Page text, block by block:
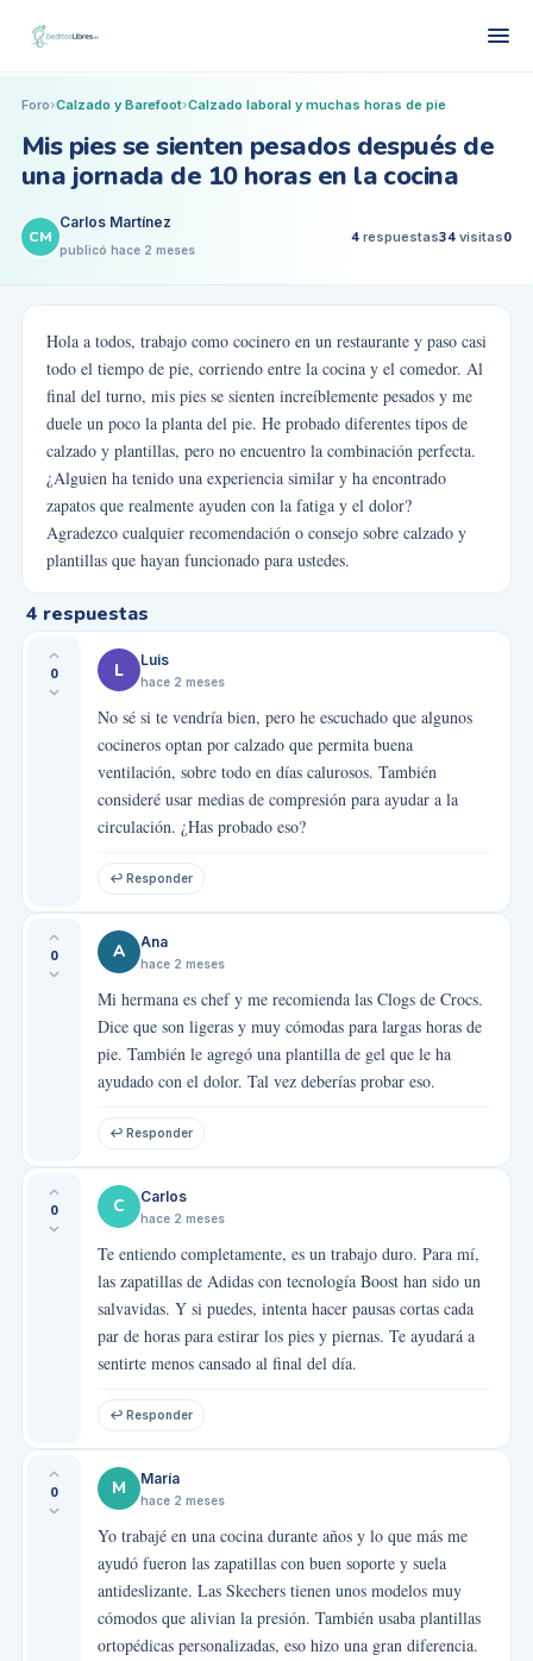
Foro›Calzado y Barefoot›Calzado laboral y muchas horas de pie
Mis pies se sienten pesados después de
una jornada de 10 horas en la cocina
CM
Carlos Martínez
publicó hace 2 meses
4 respuestas34 visitas0
Hola a todos, trabajo como cocinero en un restaurante y paso casi
todo el tiempo de pie, corriendo entre la cocina y el comedor. Al
final del turno, mis pies se sienten increíblemente pesados y me
duele un poco la planta del pie. He probado diferentes tipos de
calzado y plantillas, pero no encuentro la combinación perfecta.
¿Alguien ha tenido una experiencia similar y ha encontrado
zapatos que realmente ayuden con la fatiga y el dolor?
Agradezco cualquier recomendación o consejo sobre calzado y
plantillas que hayan funcionado para ustedes.
4 respuestas
0 L Luis
hace 2 meses
No sé si te vendría bien, pero he escuchado que algunos
cocineros optan por calzado que permita buena
ventilación, sobre todo en días calurosos. También
consideré usar medias de compresión para ayudar a la
circulación. ¿Has probado eso?
↩ Responder
0 A Ana
hace 2 meses
Mi hermana es chef y me recomienda las Clogs de Crocs.
Dice que son ligeras y muy cómodas para largas horas de
pie. También le agregó una plantilla de gel que le ha
ayudado con el dolor. Tal vez deberías probar eso.
↩ Responder
0 C Carlos
hace 2 meses
Te entiendo completamente, es un trabajo duro. Para mí,
las zapatillas de Adidas con tecnología Boost han sido un
salvavidas. Y si puedes, intenta hacer pausas cortas cada
par de horas para estirar los pies y piernas. Te ayudará a
sentirte menos cansado al final del día.
↩ Responder
0 M María
hace 2 meses
Yo trabajé en una cocina durante años y lo que más me
ayudó fueron las zapatillas con buen soporte y suela
antideslizante. Las Skechers tienen unos modelos muy
cómodos que alivian la presión. También usaba plantillas
ortopédicas personalizadas, eso hizo una gran diferencia.